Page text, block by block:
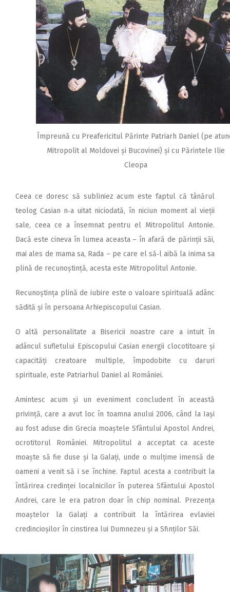
Împreună cu Preafericitul Părinte Patriarh Daniel (pe
Mitropolit al Moldovei și Bucovinei) și cu Părintele Ilie
Cleopa
Ceea ce doresc să subliniez acum este faptul că tânărul
teolog Casian n‑a uitat niciodată, în niciun moment al vieții
sale, ceea ce a însemnat pentru el Mitropolitul Antonie.
Dacă este cineva în lumea aceasta – în afară de părinții săi,
mai ales de mama sa, Rada – pe care el să‑l aibă la inima sa
plină de recunoștință, acesta este Mitropolitul Antonie.
Recunoștința plină de iubire este o valoare spirituală adânc
sădită și în persoana Arhiepis­copului Casian.
O altă personalitate a Bisericii noastre care a intuit în
adâncul sufletului Episcopului Casian energii clocotitoare și
capacități creatoare multiple, împodobite cu daruri
spirituale, este Patriarhul Daniel al României.
Amintesc acum și un eveniment concludent în această
privință, care a avut loc în toamna anului 2006, când la Iași
au fost aduse din Grecia moaștele Sfântului Apostol Andrei,
ocrotitorul României. Mitropolitul a acceptat ca aceste
moaște să fie duse și la Galați, unde o mulțime imensă de
oameni a venit să i se închine. Faptul acesta a contribuit la
întărirea credinței localnicilor în puterea Sfântului Apostol
Andrei, care le era patron doar în chip nominal. Prezența
moaștelor la Galați a contribuit la întărirea evlaviei
credincioșilor în cinstirea lui Dumnezeu și a Sfinților Săi.